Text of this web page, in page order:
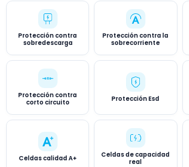
Protección contra
sobredescarga
Protección contra la
sobrecorriente
Protección contra
corto circuito
Protección Esd
Celdas calidad A+
Celdas de capacidad
real